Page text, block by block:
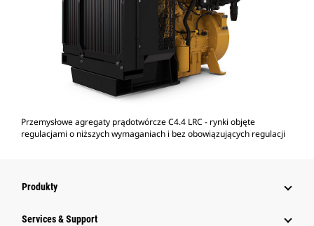
Przemysłowe agregaty prądotwórcze C4.4 LRC - rynki objęte
regulacjami o niższych wymaganiach i bez obowiązujących regulacji
Produkty
Services & Support